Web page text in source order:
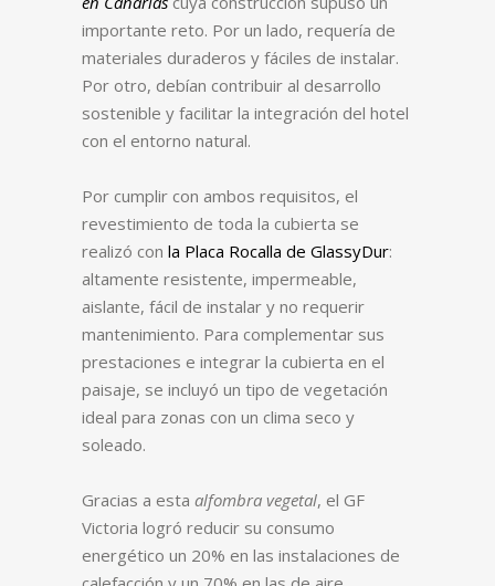
importante reto. Por un lado, requería de
materiales duraderos y fáciles de instalar.
Por otro, debían contribuir al desarrollo
sostenible y facilitar la integración del hotel
con el entorno natural.
Por cumplir con ambos requisitos, el
revestimiento de toda la cubierta se
realizó con la Placa Rocalla de GlassyDur:
altamente resistente, impermeable,
aislante, fácil de instalar y no requerir
mantenimiento. Para complementar sus
prestaciones e integrar la cubierta en el
paisaje, se incluyó un tipo de vegetación
ideal para zonas con un clima seco y
soleado.
Gracias a esta alfombra vegetal, el GF
Victoria logró reducir su consumo
energético un 20% en las instalaciones de